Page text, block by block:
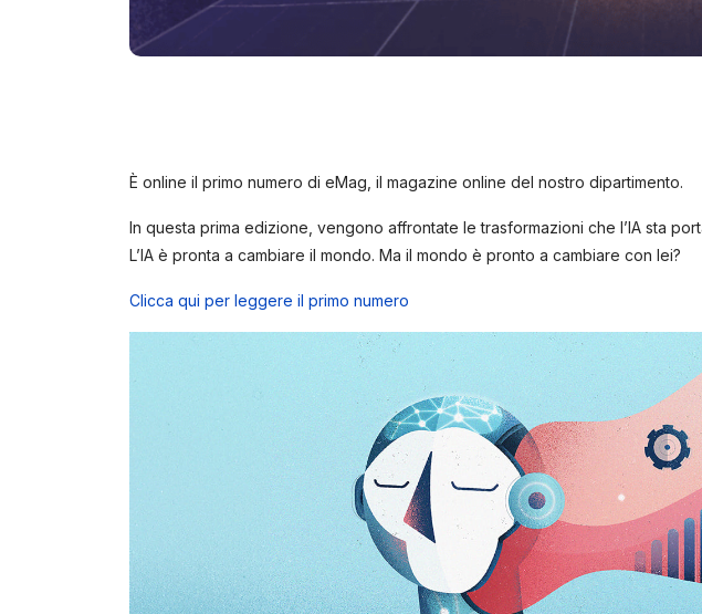
È online il primo numero di eMag, il magazine online del nostro dipartimento.
In questa prima edizione, vengono affrontate le trasformazioni che l’IA sta
L’IA è pronta a cambiare il mondo. Ma il mondo è pronto a cambiare con lei?
Clicca qui per leggere il primo numero